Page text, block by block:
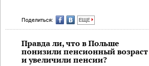
Поделиться: ЕЩЕ
Правда ли, что в Польше
понизили пенсионный возраст
и увеличили пенсии?